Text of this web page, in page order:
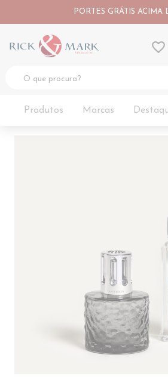
PORTES GRÁTIS ACIMA
favorite_border
Produtos Marcas